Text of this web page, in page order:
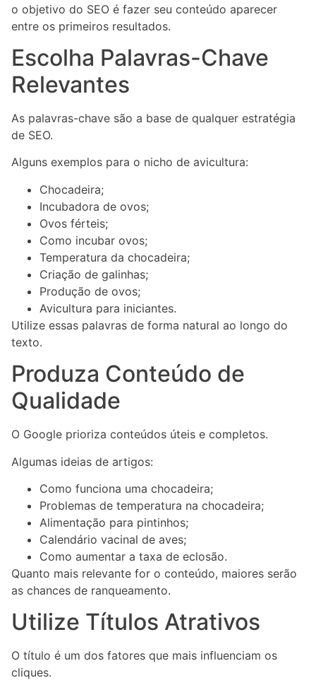
o objetivo do SEO é fazer seu conteúdo aparecer
entre os primeiros resultados.
Escolha Palavras-Chave
Relevantes
As palavras-chave são a base de qualquer estratégia
de SEO.
Alguns exemplos para o nicho de avicultura:
Chocadeira;
Incubadora de ovos;
Ovos férteis;
Como incubar ovos;
Temperatura da chocadeira;
Criação de galinhas;
Produção de ovos;
Avicultura para iniciantes.
Utilize essas palavras de forma natural ao longo do
texto.
Produza Conteúdo de
Qualidade
O Google prioriza conteúdos úteis e completos.
Algumas ideias de artigos:
Como funciona uma chocadeira;
Problemas de temperatura na chocadeira;
Alimentação para pintinhos;
Calendário vacinal de aves;
Como aumentar a taxa de eclosão.
Quanto mais relevante for o conteúdo, maiores serão
as chances de ranqueamento.
Utilize Títulos Atrativos
O título é um dos fatores que mais influenciam os
cliques.